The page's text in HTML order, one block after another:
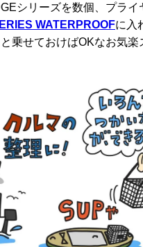
シリーズを数個、プライ
WATERPROOFに入
乗せておけばOKなお気楽